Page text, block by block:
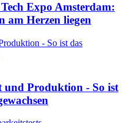
Expo Amsterdam:
am Herzen liegen
und Produktion - So ist